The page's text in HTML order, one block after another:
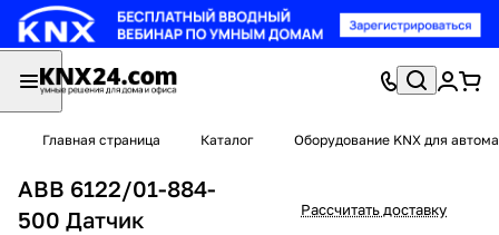
Главная страница Каталог Оборудование KNX для
ABB 6122/01-884-
500 Датчик
Рассчитать доставку